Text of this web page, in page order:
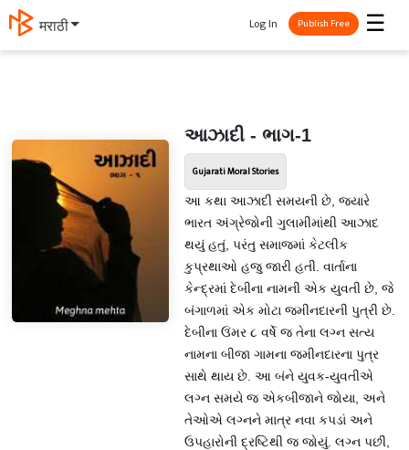
मराठी ☰
Log In Publish Free
આઝાદી - ભાગ-1
Gujarati Moral Stories
આ કથા આઝાદી સમયની છે, જ્યારે
ભારત અંગ્રેજોની ગુલામીમાંથી આઝાદ
થયું હતું, પરંતુ સમાજમાં કેટલીક
કુપ્રથાઓ હજુ જારી હતી. વાર્તાના
કેન્દ્રમાં દેબીના નામની એક યુવતી છે, જે
બંગાળમાં એક મોટા જમીનદારની પુત્રી છે.
દેબીના ઉંમર ૮ વર્ષે જ તેના લગ્ન સત્ય
નામના બીજા ગામના જમીનદારના પુત્ર
સાથે થાય છે. આ બંને યુવક-યુવતીએ
લગ્ન સમયે જ એકબીજાને જોયા, અને
તેઓએ લગ્નને માત્ર નવા કપડાં અને
ઉપહારોની દ્રષ્ટિથી જ જોયું. લગ્ન પછી,